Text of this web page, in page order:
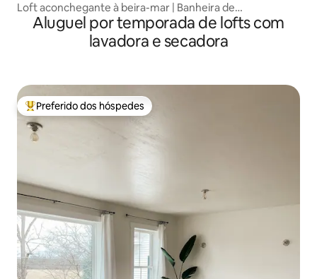
Loft aconchegante à beira-mar | Banheira de
hidromassagem + vista para a floresta
Aluguel por temporada de lofts com
lavadora e secadora
Entre os melhores preferidos dos hóspedes
Preferido dos hóspedes